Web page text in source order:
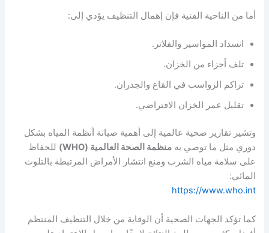
أما من الناحية الفنية فإن إهمال التنظيف يؤدي إلى:
انسداد المواسير والفلاتر.
تلف أجزاء من الخزان.
تراكم الرواسب في القاع والجدران.
تقليل عمر الخزان الافتراضي.
وتشير تقارير صحية عالمية إلى أهمية صيانة أنظمة المياه بشكل
دوري مثل ما توصي بهمنظمة الصحة العالمية (WHO)
للحفاظ
على سلامة مياه الشرب ومنع انتشار الأمراض المرتبطة بالتلوث
المائي:
https://www.who.int
كما تؤكد الجهات الصحية أن الوقاية من خلال التنظيف المنتظم